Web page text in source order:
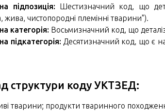
підпозиція: Шестизначний код, що
жива, чистопородні племінні тварини").
категорія: Восьмизначний код, що
підкатегорія: Десятизначний код, що є
структури коду УКТЗЕД:
тварини; продукти тваринного